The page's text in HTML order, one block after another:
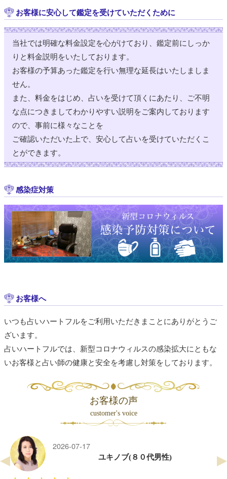
お客様に安心して鑑定を受けていただくために
当社では明確な料金設定を心がけており、鑑定前にしっか
りと料金説明をいたしております。
お客様の予算あった鑑定を行い無理な延長はいたしましま
せん。
また、料金をはじめ、占いを受けて頂くにあたり、ご不明
な点につきましてわかりやすい説明をご案内しております
ので、事前に様々なことを
ご確認いただいた上で、安心して占いを受けていただくこ
とができます。
感染症対策
お客様へ
いつも占いハートフルをご利用いただきまことにありがとうご
ざいます。
占いハートフルでは、新型コロナウィルスの感染拡大にともな
いお客様と占い師の健康と安全を考慮し対策をしております。
お客様の声
customer's voice
2026-07-17
ユキノブ(８０代男性)